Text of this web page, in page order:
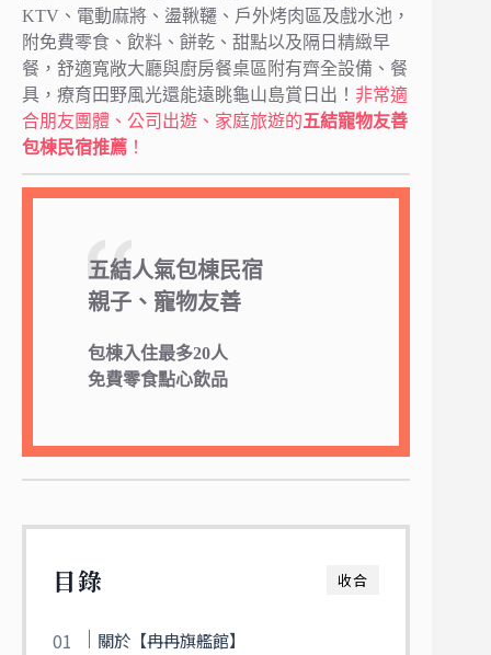
KTV、電動麻將、盪鞦韆、戶外烤肉區及戲水池，
附免費零食、飲料、餅乾、甜點以及隔日精緻早
餐，舒適寬敞大廳與廚房餐桌區附有齊全設備、餐
具，療育田野風光還能遠眺龜山島賞日出！ 非常適
合朋友團體、公司出遊、家庭旅遊的五結寵物友善
包棟民宿推薦 ！
五結人氣包棟民宿
親子、寵物友善
包棟入住最多20人
免費零食點心飲品
收合
目錄
關於【冉冉旗艦館】